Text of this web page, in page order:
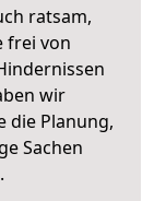
ratsam,
frei von
wir
die Planung,
Sachen